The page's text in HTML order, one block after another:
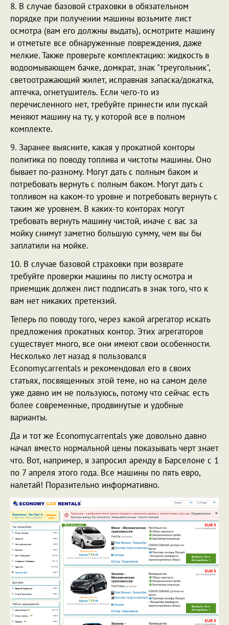
8. В случае базовой страховки в обязательном
порядке при получении машины возьмите лист
осмотра (вам его должны выдать), осмотрите машину
и отметьте все обнаруженные повреждения, даже
мелкие. Также проверьте комплектацию: жидкость в
водоомывающем бачке, домкрат, знак "треугольник",
светоотражающий жилет, исправная запаска/докатка,
аптечка, огнетушитель. Если чего-то из
перечисленного нет, требуйте принести или пускай
меняют машину на ту, у которой все в полном
комплекте.
9. Заранее выясните, какая у прокатной конторы
политика по поводу топлива и чистоты машины. Оно
бывает по-разному. Могут дать с полным баком и
потребовать вернуть с полным баком. Могут дать с
топливом на каком-то уровне и потребовать вернуть с
таким же уровнем. В каких-то конторах могут
требовать вернуть машину чистой, иначе с вас за
мойку снимут заметно большую сумму, чем вы бы
заплатили на мойке.
10. В случае базовой страховки при возврате
требуйте проверки машины по листу осмотра и
приемщик должен лист подписать в знак того, что к
вам нет никаких претензий.
Теперь по поводу того, через какой агрегатор искать
предложения прокатных контор. Этих агрегаторов
существует много, все они имеют свои особенности.
Несколько лет назад я пользовался
Economycarrentals и рекомендовал его в своих
статьях, посвященных этой теме, но на самом деле
уже давно им не пользуюсь, потому что сейчас есть
более современные, продвинутые и удобные
варианты.
Да и тот же Economycarrentals уже довольно давно
начал вместо нормальной цены показывать черт знает
что. Вот, например, я запросил аренду в Барселоне с 1
по 7 апреля этого года. Все машины по пять евро,
налетай! Поразительно информативно.